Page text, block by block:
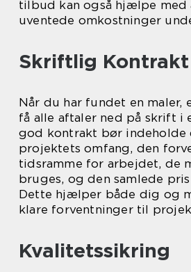
tilbud kan også hjælpe
uventede omkostninger
Skriftlig Kontrakt
Når du har fundet en maler,
få alle aftaler ned på skrift i
god kontrakt bør indeholde
projektets omfang, den
tidsramme for arbejdet, de
bruges, og den samlede
Dette hjælper både dig og
klare forventninger til
Kvalitetssikring